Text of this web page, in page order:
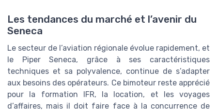
Les tendances du marché et l’avenir du
Seneca
Le secteur de l’aviation régionale évolue rapidement, et
le Piper Seneca, grâce à ses caractéristiques
techniques et sa polyvalence, continue de s’adapter
aux besoins des opérateurs. Ce bimoteur reste apprécié
pour la formation IFR, la location, et les voyages
d’affaires, mais il doit faire face à la concurrence de